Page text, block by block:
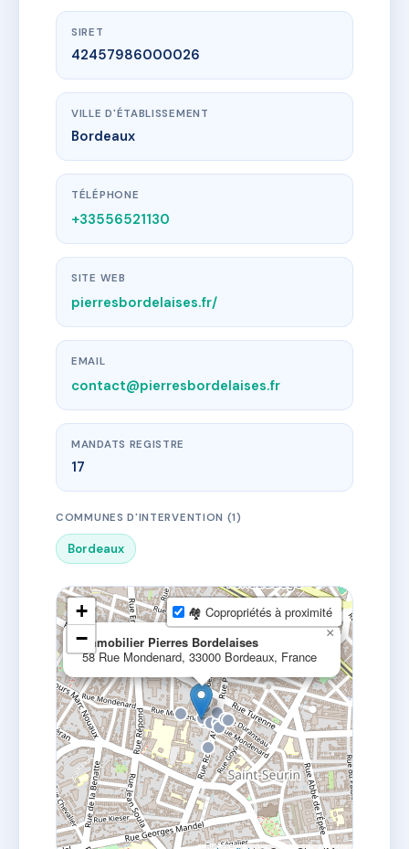
SIRET
42457986000026
VILLE D'ÉTABLISSEMENT
Bordeaux
TÉLÉPHONE
+33556521130
SITE WEB
pierresbordelaises.fr/
EMAIL
contact@pierresbordelaises.fr
MANDATS REGISTRE
17
COMMUNES D'INTERVENTION (1)
Bordeaux
Immobilier Pierres Bordelaises
58 Rue Mondenard, 33000 Bordeaux, France
×
+
−
🏘 Copropriétés à proximité